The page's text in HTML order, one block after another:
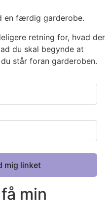
en færdig garderobe.
retning for, hvad der
du skal begynde at
står foran garderoben.
min